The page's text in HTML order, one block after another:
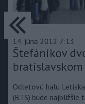
14. júna 2012 7:13
Štefánikov
Odletovú halu
(BTS) bude najbližšie